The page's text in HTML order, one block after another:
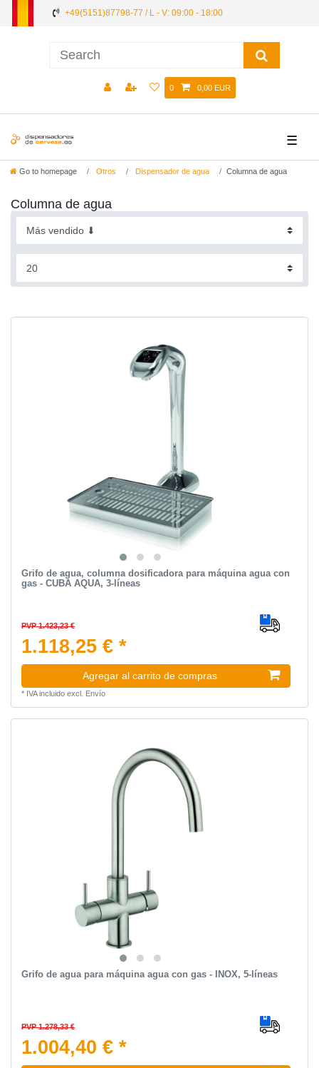
+49(5151)87798-77 / L - V: 09:00 - 18:00
0 0,00 EUR
☰
Go to homepage Otros Dispensador de agua Columna de agua
Columna de agua
Grifo de agua, columna dosificadora para máquina agua con
gas - CUBA AQUA, 3-líneas
PVP 1.423,23 €
1.118,25 € *
Agregar al carrito de compras
* IVA incluidoexcl. Envío
Grifo de agua para máquina agua con gas - INOX, 5-líneas
PVP 1.278,33 €
1.004,40 € *